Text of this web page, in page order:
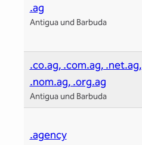
.ag
Antigua und Barbuda
.co.ag, .com.ag, .net.ag,
.nom.ag, .org.ag
Antigua und Barbuda
.agency